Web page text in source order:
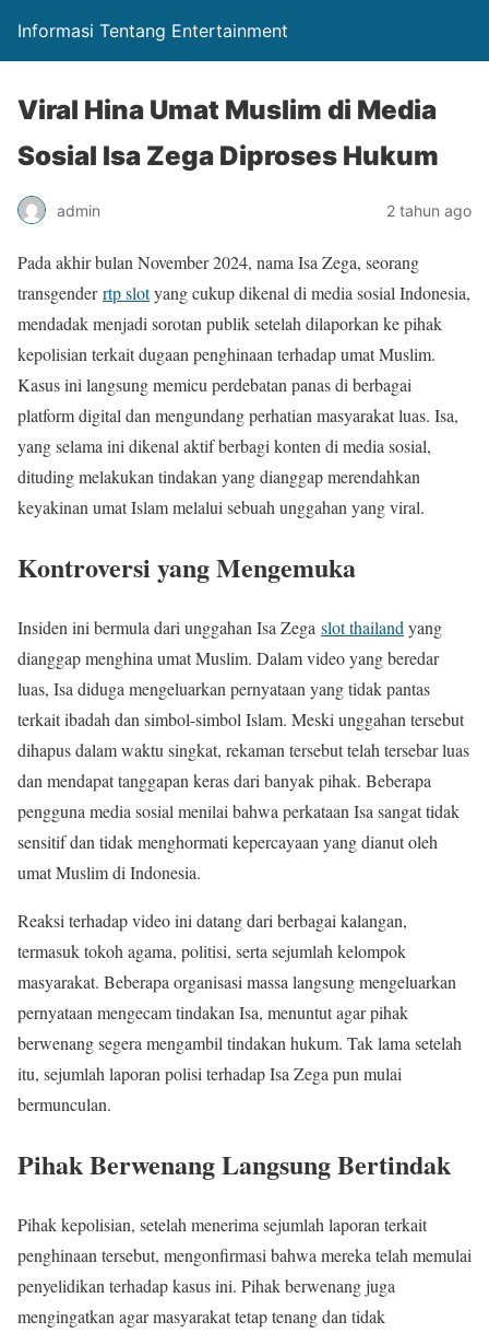
Informasi Tentang Entertainment
Viral Hina Umat Muslim di Media
Sosial Isa Zega Diproses Hukum
admin 2 tahun ago
Pada akhir bulan November 2024, nama Isa Zega, seorang
transgenderrtp slotyang cukup dikenal di media sosial Indonesia,
mendadak menjadi sorotan publik setelah dilaporkan ke pihak
kepolisian terkait dugaan penghinaan terhadap umat Muslim.
Kasus ini langsung memicu perdebatan panas di berbagai
platform digital dan mengundang perhatian masyarakat luas. Isa,
yang selama ini dikenal aktif berbagi konten di media sosial,
dituding melakukan tindakan yang dianggap merendahkan
keyakinan umat Islam melalui sebuah unggahan yang viral.
Kontroversi yang Mengemuka
Insiden ini bermula dari unggahan Isa Zega slot thailand yang
dianggap menghina umat Muslim. Dalam video yang beredar
luas, Isa diduga mengeluarkan pernyataan yang tidak pantas
terkait ibadah dan simbol-simbol Islam. Meski unggahan tersebut
dihapus dalam waktu singkat, rekaman tersebut telah tersebar luas
dan mendapat tanggapan keras dari banyak pihak. Beberapa
pengguna media sosial menilai bahwa perkataan Isa sangat tidak
sensitif dan tidak menghormati kepercayaan yang dianut oleh
umat Muslim di Indonesia.
Reaksi terhadap video ini datang dari berbagai kalangan,
termasuk tokoh agama, politisi, serta sejumlah kelompok
masyarakat. Beberapa organisasi massa langsung mengeluarkan
pernyataan mengecam tindakan Isa, menuntut agar pihak
berwenang segera mengambil tindakan hukum. Tak lama setelah
itu, sejumlah laporan polisi terhadap Isa Zega pun mulai
bermunculan.
Pihak Berwenang Langsung Bertindak
Pihak kepolisian, setelah menerima sejumlah laporan terkait
penghinaan tersebut, mengonfirmasi bahwa mereka telah memulai
penyelidikan terhadap kasus ini. Pihak berwenang juga
mengingatkan agar masyarakat tetap tenang dan tidak